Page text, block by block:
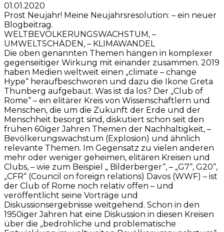
01.01.2020
Prost Neujahr! Meine Neujahrsresolution: – ein neuer
Blogbeitrag.
WELTBEVÖLKERUNGSWACHSTUM, –
UMWELTSCHÄDEN, – KLIMAWANDEL
Die oben genannten Themen hängen in komplexer
gegenseitiger Wirkung mit einander zusammen. 2019
haben Medien weltweit einen „climate – change
Hype“ heraufbeschworen und dazu die Ikone Greta
Thunberg aufgebaut. Was ist da los? Der „Club of
Rome“ – ein elitärer Kreis von Wissenschaftlern und
Menschen, die um die Zukunft der Erde und der
Menschheit besorgt sind, diskutiert schon seit den
frühen 60iger Jahren Themen der Nachhaltigkeit, –
Bevölkerungswachstum (Explosion) und ähnlich
relevante Themen. Im Gegensatz zu vielen anderen
mehr oder weniger geheimen, elitären Kreisen und
Clubs, – wie zum Beispiel „ Bilderberger“, – „G7“, G20“,
„CFR“ (Council on foreign relations) Davos (WWF) – ist
der Club of Rome noch relativ offen – und
veröffentlicht seine Vorträge und
Diskussionsergebnisse weitgehend. Schon in den
1950iger Jahren hat eine Diskussion in diesen Kreisen
über die „bedrohliche und problematische